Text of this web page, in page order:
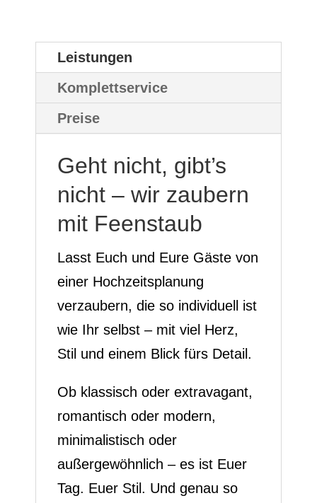
Leistungen
Komplettservice
Preise
Geht nicht, gibt’s
nicht – wir zaubern
mit Feenstaub
Lasst Euch und Eure Gäste von
einer Hochzeitsplanung
verzaubern, die so individuell ist
wie Ihr selbst – mit viel Herz,
Stil und einem Blick fürs Detail.
Ob klassisch oder extravagant,
romantisch oder modern,
minimalistisch oder
außergewöhnlich – es ist Euer
Tag. Euer Stil. Und genau so